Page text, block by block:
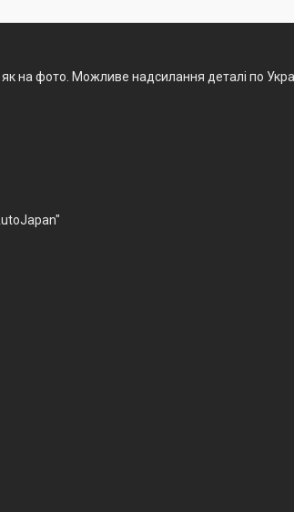
на фото. Можливе надсилання деталі по